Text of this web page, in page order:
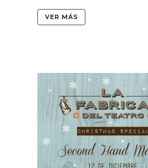
VER MÁS